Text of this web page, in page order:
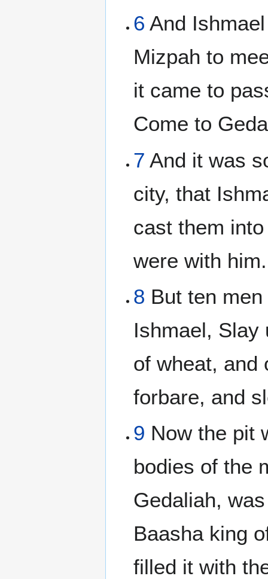
6 And
Mizpah to
it came to
Come to
7 And it was
city, that
cast them
were with him.
8 But ten
Ishmael, Slay
of wheat, and
forbare, and
9 Now the pit
bodies of the
Gedaliah,
Baasha king
filled it with